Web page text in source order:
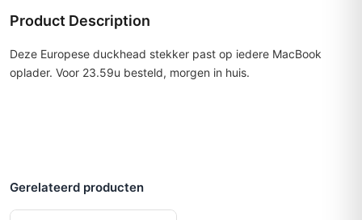
Product Description
Deze Europese duckhead stekker past op iedere MacBook
oplader. Voor 23.59u besteld, morgen in huis.
Gerelateerd producten